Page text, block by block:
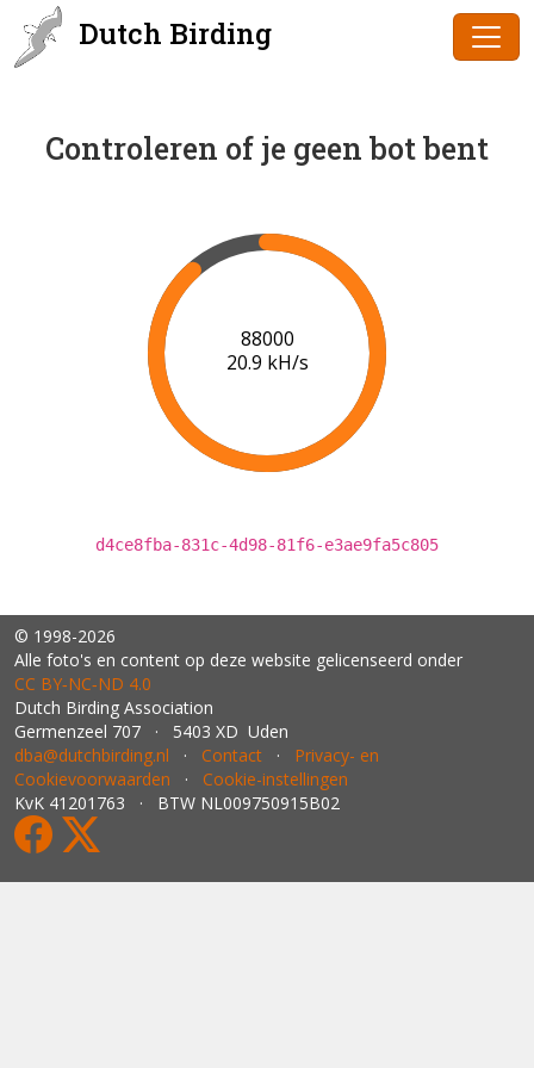
Dutch Birding
Controleren of je geen bot bent
90000
21.1 kH/s
d4ce8fba-831c-4d98-81f6-e3ae9fa5c805
© 1998-2026
Alle foto's en content op deze website gelicenseerd onder
CC BY‑NC‑ND 4.0
Dutch Birding Association
Germenzeel 707 · 5403 XD Uden
dba@dutchbirding.nl · Contact · Privacy- en
Cookievoorwaarden · Cookie-instellingen
KvK 41201763 · BTW NL009750915B02